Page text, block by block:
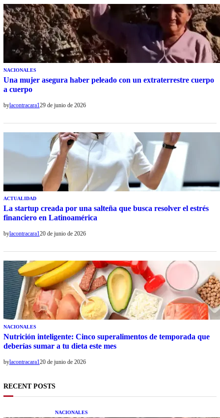
NACIONALES
Una mujer asegura haber peleado con un extraterrestre cuerpo
a cuerpo
bylacontracara129 de junio de 2026
ACTUALIDAD
La startup creada por una salteña que busca resolver el estrés
financiero en Latinoamérica
bylacontracara120 de junio de 2026
NACIONALES
Nutrición inteligente: Cinco superalimentos de temporada que
deberías sumar a tu dieta este mes
bylacontracara120 de junio de 2026
RECENT POSTS
NACIONALES